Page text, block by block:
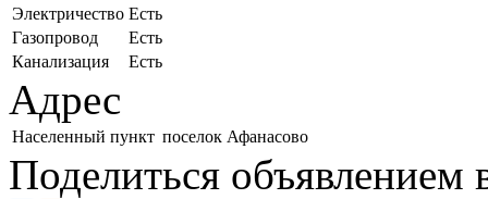
Электричество Есть
Газопровод
Есть
Канализация
Есть
Адрес
Населенный пункт поселок Афанасово
Поделиться объявлением